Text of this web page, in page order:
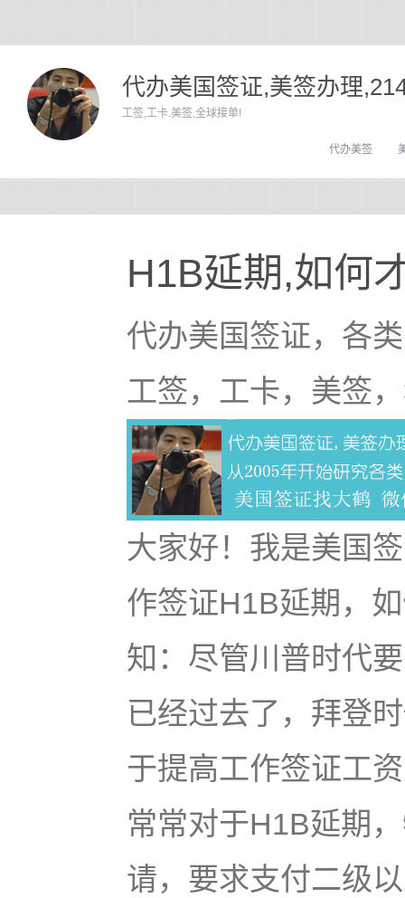
代办美国签证,美签办理
工签,工卡.美签,全球接单!
代办美签
H1B延期,如何
代办美国签证，各
工签，工卡，美签
大家好！我是美国
作签证H1B延期，
知：尽管川普时代
已经过去了，拜登
于提高工作签证工
常常对于H1B延期
请，要求支付二级